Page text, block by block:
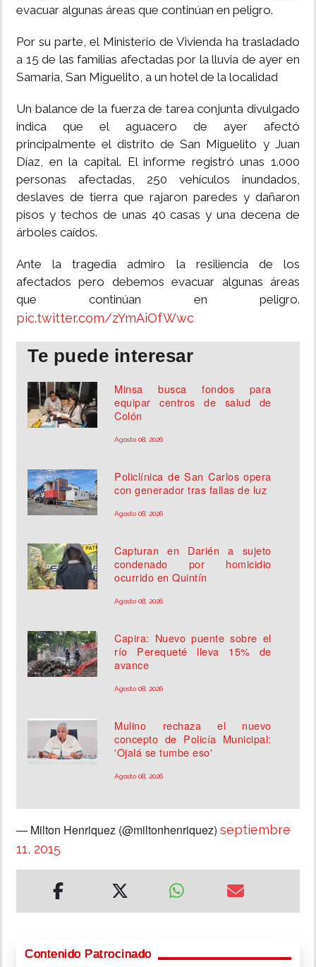
evacuar algunas áreas que continúan en peligro.
Por su parte, el Ministerio de Vivienda ha trasladado
a 15 de las familias afectadas por la lluvia de ayer en
Samaria, San Miguelito, a un hotel de la localidad
Un balance de la fuerza de tarea conjunta divulgado
indica que el aguacero de ayer afectó
principalmente el distrito de San Miguelito y Juan
Díaz, en la capital. El informe registró unas 1.000
personas afectadas, 250 vehículos inundados,
deslaves de tierra que rajaron paredes y dañaron
pisos y techos de unas 40 casas y una decena de
árboles caídos.
Ante la tragedia admiro la resiliencia de los
afectados pero debemos evacuar algunas áreas
que continúan en peligro.
pic.twitter.com/zYmAiOfWwc
Te puede interesar
Minsa busca fondos para
equipar centros de salud de
Colón
Agosto 08, 2026
Policlínica de San Carlos opera
con generador tras fallas de luz
Agosto 08, 2026
Capturan en Darién a sujeto
condenado por homicidio
ocurrido en Quintín
Agosto 08, 2026
Capira: Nuevo puente sobre el
río Perequeté lleva 15% de
avance
Agosto 08, 2026
Mulino rechaza el nuevo
concepto de Policía Municipal:
'Ojalá se tumbe eso'
Agosto 08, 2026
— Milton Henriquez (@miltonhenriquez) septiembre
11, 2015
Contenido Patrocinado